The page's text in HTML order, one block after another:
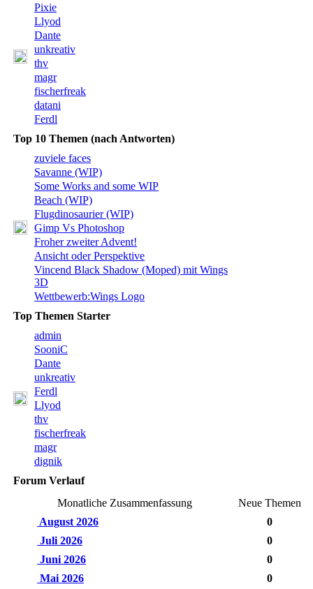
Pixie
Llyod
Dante
unkreativ
thv
magr
fischerfreak
datani
Ferdl
Top 10 Themen (nach Antworten)
zuviele faces
Savanne (WIP)
Some Works and some WIP
Beach (WIP)
Flugdinosaurier (WIP)
Gimp Vs Photoshop
Froher zweiter Advent!
Ansicht oder Perspektive
Vincend Black Shadow (Moped) mit Wings
3D
Wettbewerb:Wings Logo
Top Themen Starter
admin
SooniC
Dante
unkreativ
Ferdl
Llyod
thv
fischerfreak
magr
dignik
Forum Verlauf
Monatliche Zusammenfassung
Neue Themen
August 2026
0
Juli 2026
0
Juni 2026
0
Mai 2026
0